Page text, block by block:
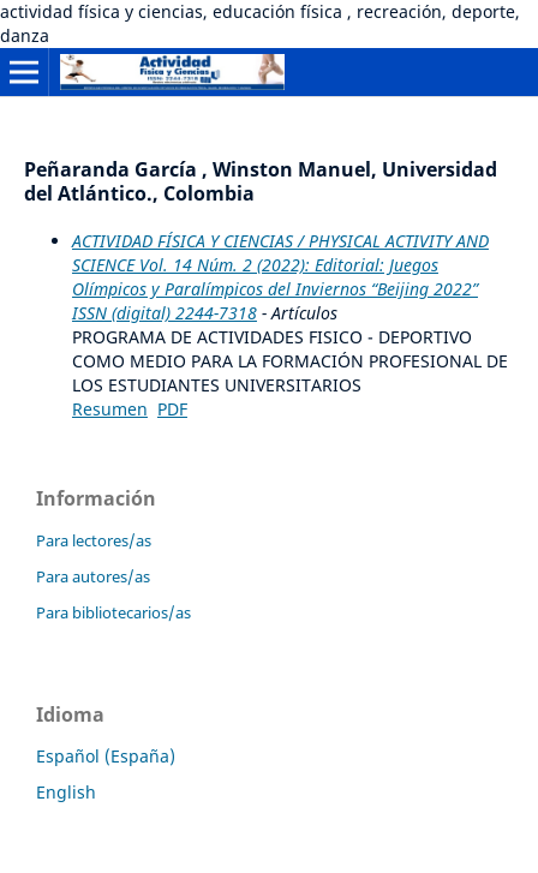
actividad física y ciencias, educación física , recreación, deporte,
danza
Peñaranda García , Winston Manuel, Universidad
del Atlántico., Colombia
ACTIVIDAD FÍSICA Y CIENCIAS / PHYSICAL ACTIVITY AND
SCIENCE Vol. 14 Núm. 2 (2022): Editorial: Juegos
Olímpicos y Paralímpicos del Inviernos “Beijing 2022”
ISSN (digital) 2244-7318- Artículos
PROGRAMA DE ACTIVIDADES FISICO - DEPORTIVO
COMO MEDIO PARA LA FORMACIÓN PROFESIONAL DE
LOS ESTUDIANTES UNIVERSITARIOS
Resumen PDF
Información
Para lectores/as
Para autores/as
Para bibliotecarios/as
Idioma
Español (España)
English